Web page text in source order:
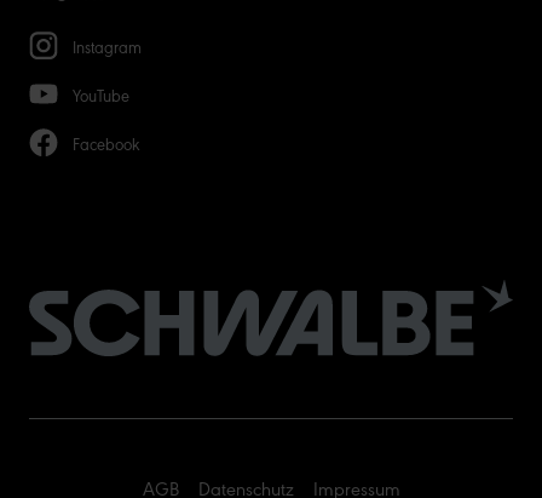
Instagram
YouTube
Facebook
AGB Datenschutz Impressum